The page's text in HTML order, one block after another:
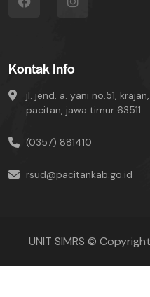
Kontak Info
jl. jend. a. yani no.51,
pacitan, jawa timur 63511
(0357) 881410
rsud@pacitankab.go.id
UNIT SIMRS ©